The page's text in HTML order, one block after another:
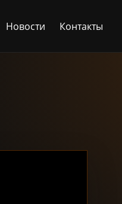
Новости Контакты